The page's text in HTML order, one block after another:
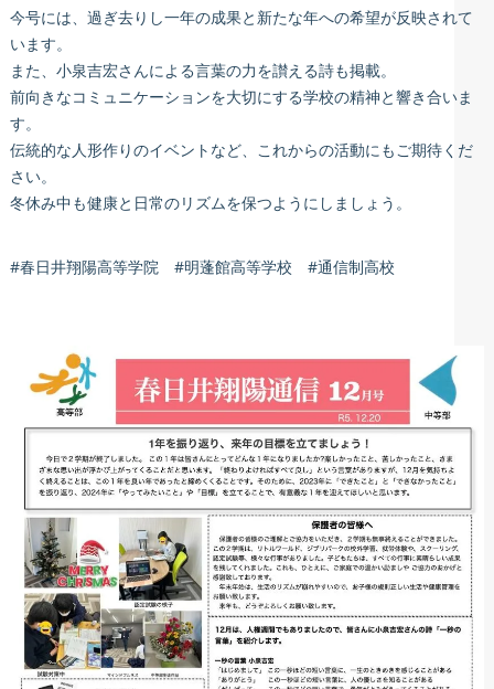
今号には、過ぎ去りし一年の成果と新たな年への希望が反映されて
います。
また、小泉吉宏さんによる言葉の力を讃える詩も掲載。
前向きなコミュニケーションを大切にする学校の精神と響き合いま
す。
伝統的な人形作りのイベントなど、これからの活動にもご期待くだ
さい。
冬休み中も健康と日常のリズムを保つようにしましょう。
#春日井翔陽高等学院 #明蓬館高等学校 #通信制高校